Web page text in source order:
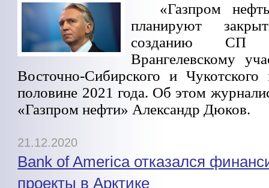
«Газпром
планируют
созданию СП
Врангелевскому
Восточно-Сибирского и
половине 2021 года. Об этом
«Газпром нефти» Александр Дюков.
21.12.2020
Bank of America отказался
проекты в Арктике